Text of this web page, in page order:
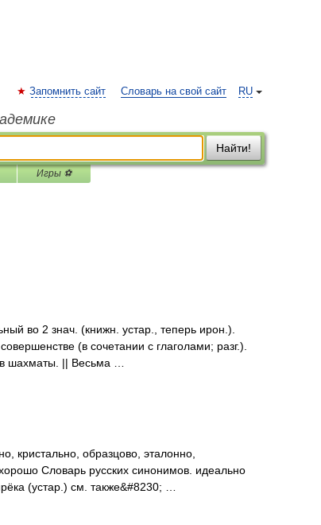
RU
Запомнить сайт Словарь на свой сайт
Найти!
Игры ⚽
во 2 знач. (книжн. устар., теперь ирон.).
(в сочетании с глаголами; разг.).
шахматы. || Весьма …
кристально, образцово, эталонно,
Словарь русских синонимов. идеально
(устар.) см. также&#8230; …